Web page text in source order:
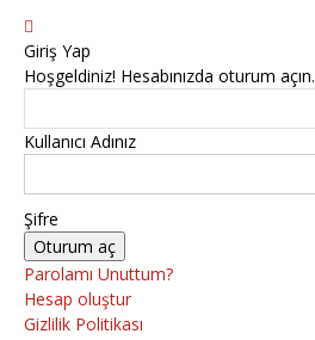
Giriş Yap
Hoşgeldiniz! Hesabınızda oturum açın.
Kullanıcı Adınız
Şifre
Parolamı Unuttum?
Hesap oluştur
Gizlilik Politikası